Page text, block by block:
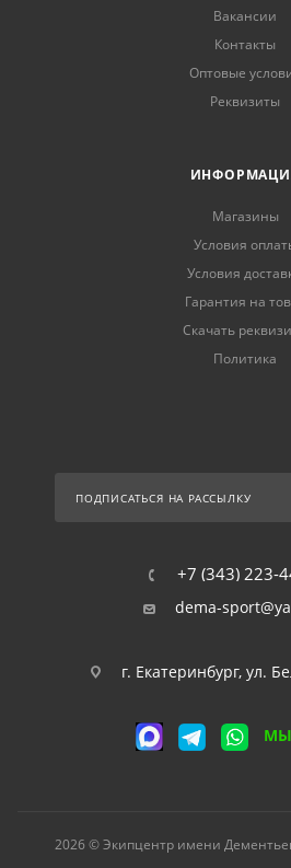
Вакансии
Контакты
Оптовые
Реквизиты
Магазины
Условия
Условия
Гарантия на
Скачать
Политика
ПОДПИСАТЬСЯ НА РАССЫЛКУ
+7 (343) 223-
dema-
г. Екатеринбург, ул.
МЫ
2026 © Экипцентр имени